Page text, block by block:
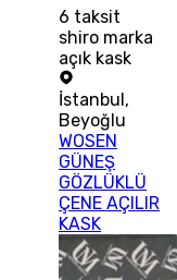
6 taksit
shiro marka
açık kask
İstanbul,
Beyoğlu
WOSEN
GÜNEŞ
GÖZLÜKLÜ
ÇENE AÇILIR
KASK